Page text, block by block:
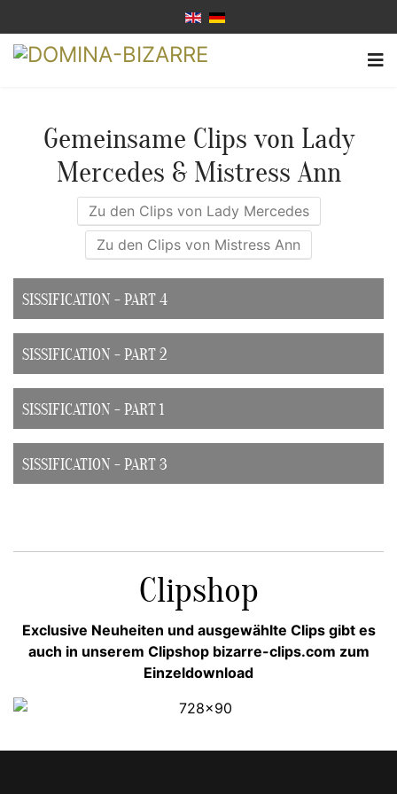
Gemeinsame Clips von Lady
Mercedes & Mistress Ann
Zu den Clips von Lady Mercedes
Zu den Clips von Mistress Ann
SISSIFICATION - PART 4
SISSIFICATION - PART 2
SISSIFICATION - PART 1
SISSIFICATION - PART 3
Clipshop
Exclusive Neuheiten und ausgewählte Clips gibt es
auch in unserem Clipshop bizarre-clips.com zum
Einzeldownload